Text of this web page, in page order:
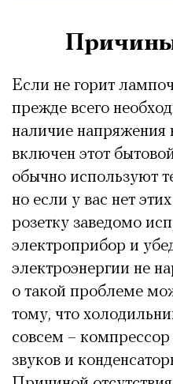
Если не горит
прежде всего
наличие напряжения
включен этот
обычно используют
но если у вас нет
розетку заведомо
электроприбор и
электроэнергии не
о такой проблеме
тому, что
совсем – компрессор
звуков и